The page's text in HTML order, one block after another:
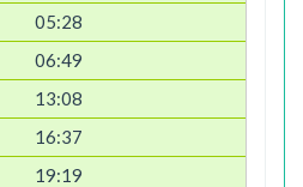
05:28
06:49
13:08
16:37
19:19